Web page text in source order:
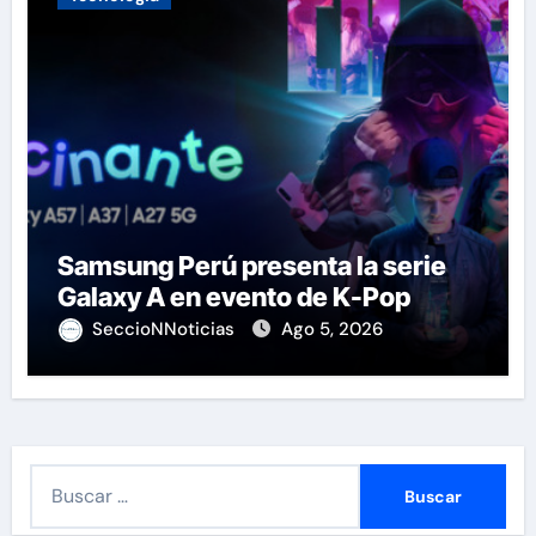
Samsung Perú presenta la serie
Galaxy A en evento de K-Pop
SeccioNNoticias Ago 5, 2026